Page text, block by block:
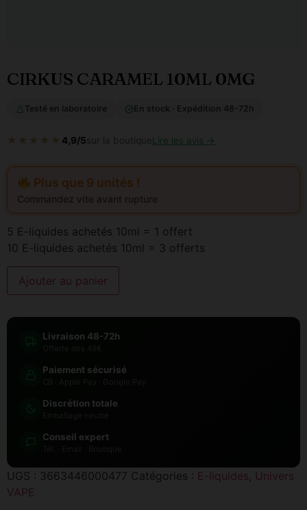
CIRKUS CARAMEL 10ML 0MG
Testé en laboratoire En stock · Expédition 48-72h
★★★★★ 4,9/5sur la boutiqueLire les avis →
Plus que 9 unités !
Commandez vite avant rupture
5 E-liquides achetés 10ml = 1 offert
10 E-liquides achetés 10ml = 3 offerts
Ajouter au panier
Livraison 48-72h
Paiement sécurisé
Discrétion totale
Conseil expert
UGS : 3663446000477 Catégories : E-liquides Univers
VAPE